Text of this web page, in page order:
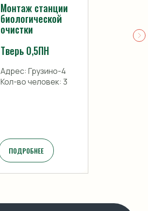
Монтаж станции
биологической
очистки
Тверь 0,5ПН
Адрес: Грузино-4
Кол-во человек: 3
ПОДРОБНЕЕ